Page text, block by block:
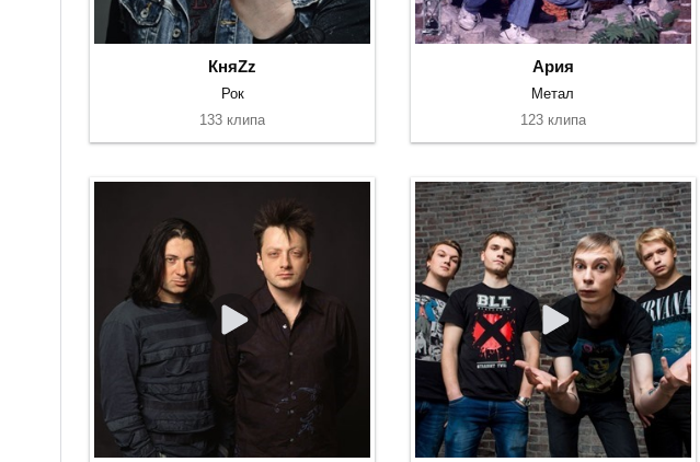
КняZz
Рок
133 клипа
Ария
Метал
123 клипа